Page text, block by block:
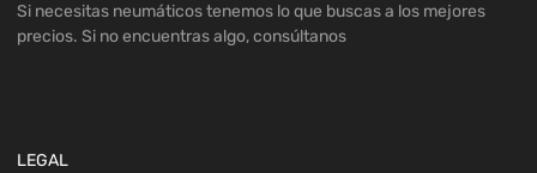
Si necesitas neumáticos tenemos lo que buscas a los mejores
precios. Si no encuentras algo, consúltanos
LEGAL